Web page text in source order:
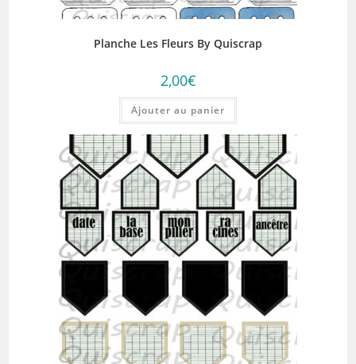
Planche Les Fleurs By Quiscrap
2,00€
Ajouter au panier